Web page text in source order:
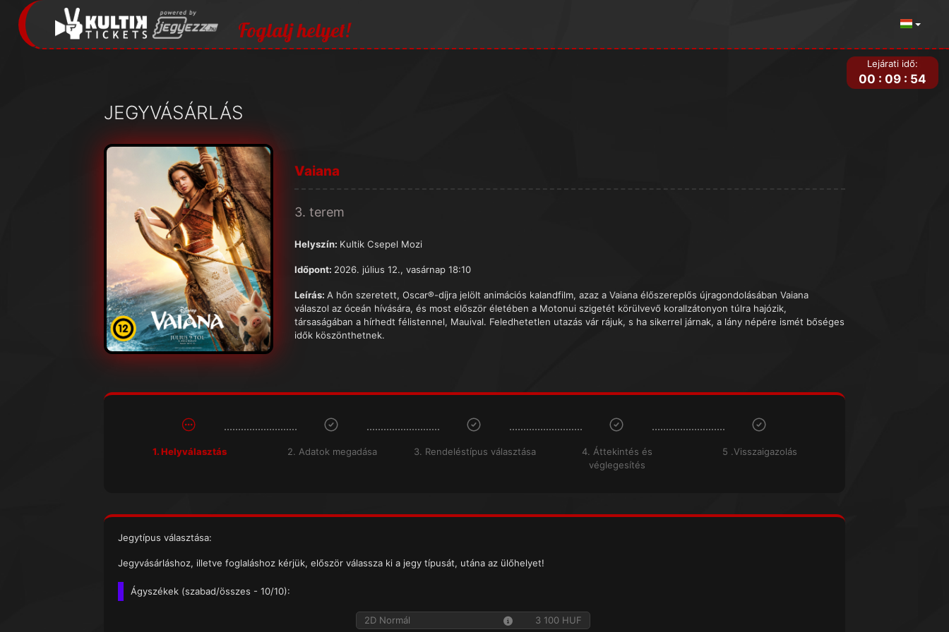
Foglalj helyet!
JEGYVÁSÁRLÁS
Lejárati idő:
00 : 09 : 54
Vaiana
3. terem
Helyszín: Kultik Csepel Mozi
Időpont: 2026. július 12., vasárnap 18:10
Leírás: A hőn szeretett, Oscar®-díjra jelölt animációs kalandfilm, azaz a Vaiana élőszereplős újragondolásában Vaiana
válaszol az óceán hívására, és most először életében a Motonui szigetét körülvevő korallzátonyon túlra hajózik,
társaságában a hírhedt félistennel, Mauival. Feledhetetlen utazás vár rájuk, s ha sikerrel járnak, a lány népére ismét bőséges
idők köszönthetnek.
1. Helyválasztás 2. Adatok megadása 3. Rendeléstípus választása
4. Áttekintés és
véglegesítés
5 .Visszaigazolás
Jegytípus választása:
Jegyvásárláshoz, illetve foglaláshoz kérjük, először válassza ki a jegy típusát, utána az ülőhelyet!
Ágyszékek (szabad/összes - 10/10):
2D Normál
3 100 HUF